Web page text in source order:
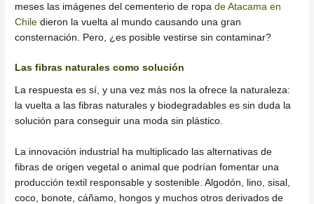
meses las imágenes del cementerio de ropade Atacama en
Chile dieron la vuelta al mundo causando una gran
consternación. Pero, ¿es posible vestirse sin contaminar?
Las fibras naturales como solución
La respuesta es sí, y una vez más nos la ofrece la naturaleza:
la vuelta a las fibras naturales y biodegradables es sin duda la
solución para conseguir una moda sin plástico.
La innovación industrial ha multiplicado las alternativas de
fibras de origen vegetal o animal que podrían fomentar una
producción textil responsable y sostenible. Algodón, lino, sisal,
coco, bonote, cáñamo, hongos y muchos otros derivados de